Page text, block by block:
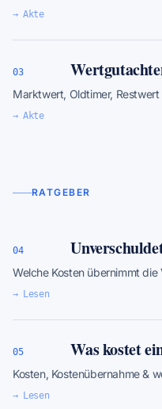
→ Akte
03
Marktwert, Oldtimer,
→ Akte
RATGEBER
04
Welche Kosten übernimmt die
→ Lesen
05 Was kostet
Kosten, Kostenübernahme &
→ Lesen